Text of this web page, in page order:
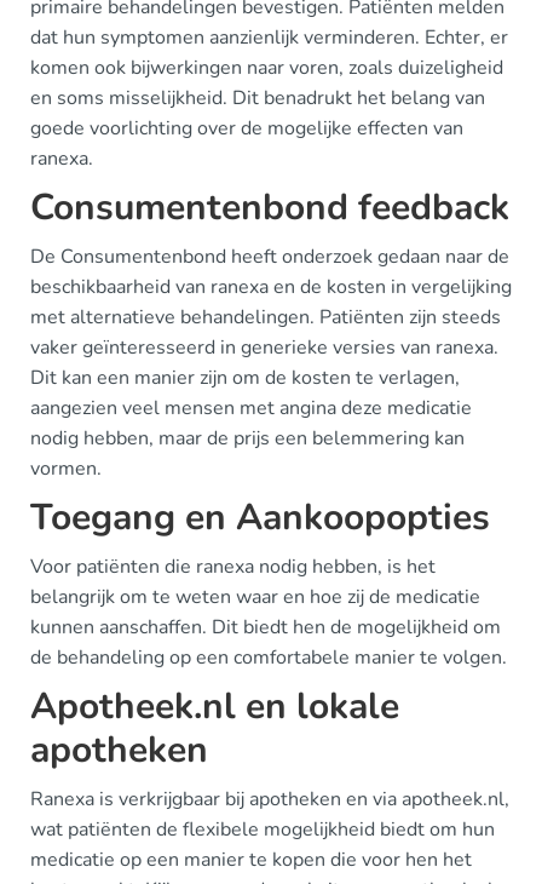
primaire behandelingen bevestigen. Patiënten melden
dat hun symptomen aanzienlijk verminderen. Echter, er
komen ook bijwerkingen naar voren, zoals duizeligheid
en soms misselijkheid. Dit benadrukt het belang van
goede voorlichting over de mogelijke effecten van
ranexa.
Consumentenbond feedback
De Consumentenbond heeft onderzoek gedaan naar de
beschikbaarheid van ranexa en de kosten in vergelijking
met alternatieve behandelingen. Patiënten zijn steeds
vaker geïnteresseerd in generieke versies van ranexa.
Dit kan een manier zijn om de kosten te verlagen,
aangezien veel mensen met angina deze medicatie
nodig hebben, maar de prijs een belemmering kan
vormen.
Toegang en Aankoopopties
Voor patiënten die ranexa nodig hebben, is het
belangrijk om te weten waar en hoe zij de medicatie
kunnen aanschaffen. Dit biedt hen de mogelijkheid om
de behandeling op een comfortabele manier te volgen.
Apotheek.nl en lokale
apotheken
Ranexa is verkrijgbaar bij apotheken en via apotheek.nl,
wat patiënten de flexibele mogelijkheid biedt om hun
medicatie op een manier te kopen die voor hen het